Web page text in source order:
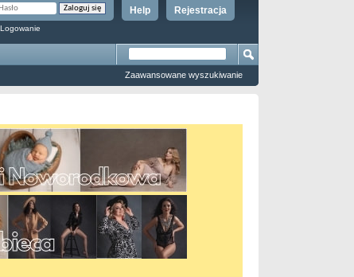
Rejestracja
Help
Zaawansowane wyszukiwanie